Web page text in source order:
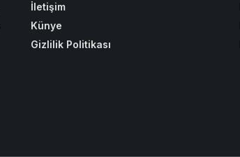
İletişim
Künye
Gizlilik Politikası